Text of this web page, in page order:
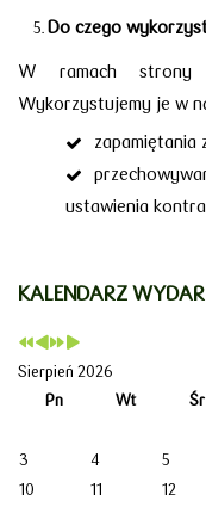
Do czego
W ramach strony
Wykorzystujemy je w
zapamiętania
ustawienia
KALENDARZ
Sierpień 2026
Pn
Wt Śr
3
4 5
10
11 12